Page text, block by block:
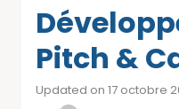
Pitch &
Updated on 17 octobre